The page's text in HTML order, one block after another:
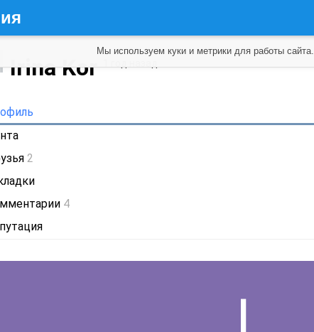
Irina Kor
2
4
Мы используем куки и метрики для работы сайта.